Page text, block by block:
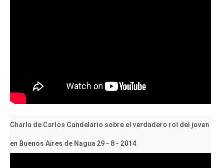
Charla de Carlos Candelario sobre el verdadero rol del joven
en Buenos Aires de Nagua 29 - 8 - 2014